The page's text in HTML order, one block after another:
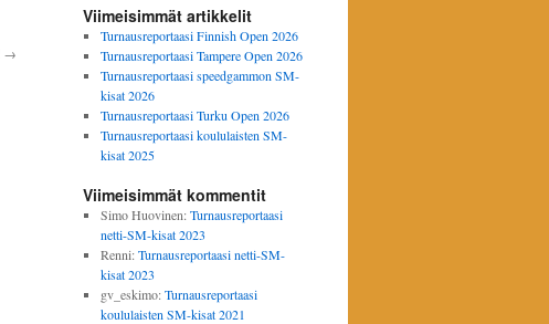
→
Viimeisimmät artikkelit
Turnausreportaasi Finnish Open 2026
Turnausreportaasi Tampere Open 2026
Turnausreportaasi speedgammon SM-
kisat 2026
Turnausreportaasi Turku Open 2026
Turnausreportaasi koululaisten SM-
kisat 2025
Viimeisimmät kommentit
Simo Huovinen:Turnausreportaasi
netti-SM-kisat 2023
Renni:Turnausreportaasi netti-SM-
kisat 2023
gv_eskimo:Turnausreportaasi
koululaisten SM-kisat 2021